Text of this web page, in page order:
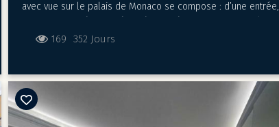
avec vue sur le palais de Monaco se compose : d’une entrée,
À l’étage, un grand dressing, une chambre à coucher avec un
l’immeuble.
169 352 Jours